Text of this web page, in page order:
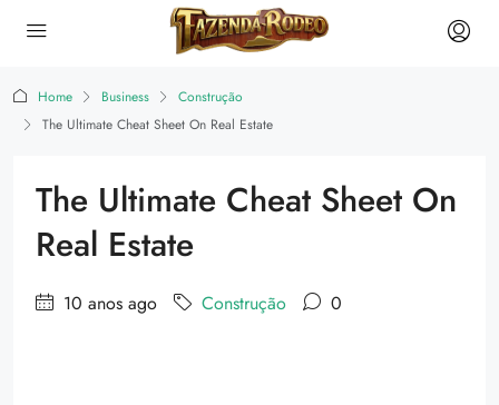
Home Business
Construção
The Ultimate Cheat Sheet On Real Estate
The Ultimate Cheat Sheet On
Real Estate
10 anos ago Construção 0